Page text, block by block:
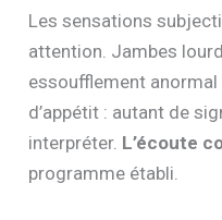
Les sensations
attention. Jambes
essoufflement anormal
d’appétit : autant de
interpréter. L’écoute
programme établi.